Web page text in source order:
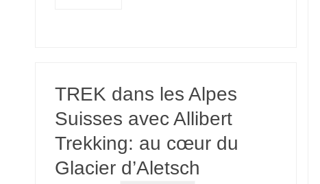
TREK dans les Alpes
Suisses avec Allibert
Trekking: au cœur du
Glacier d’Aletsch